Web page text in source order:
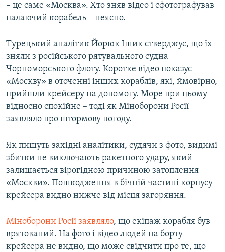
– це саме «Москва». Хто зняв відео і сфотографував
палаючий корабель – неясно.
Турецький аналітик Йорюк Ішик стверджує, що їх
зняли з російського рятувального судна
Чорноморського флоту. Коротке відео показує
«Москву» в оточенні інших кораблів, які, ймовірно,
прийшли крейсеру на допомогу. Море при цьому
відносно спокійне – тоді як Міноборони Росії
заявляло про штормову погоду.
Як пишуть західні аналітики, судячи з фото, видимі
збитки не виключають ракетного удару, який
залишається вірогідною причиною затоплення
«Москви». Пошкодження в бічній частині корпусу
крейсера видно нижче від місця загоряння.
Міноборони Росії заявляло, що екіпаж корабля був
врятований. На фото і відео людей на борту
крейсера не видно, що може свідчити про те, що